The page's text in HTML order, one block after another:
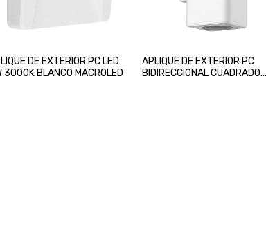
DE EXTERIOR PC LED
3000K BLANCO MACROLED
APLIQUE DE EXTERIOR PC
BIDIRECCIONAL CUADRADO